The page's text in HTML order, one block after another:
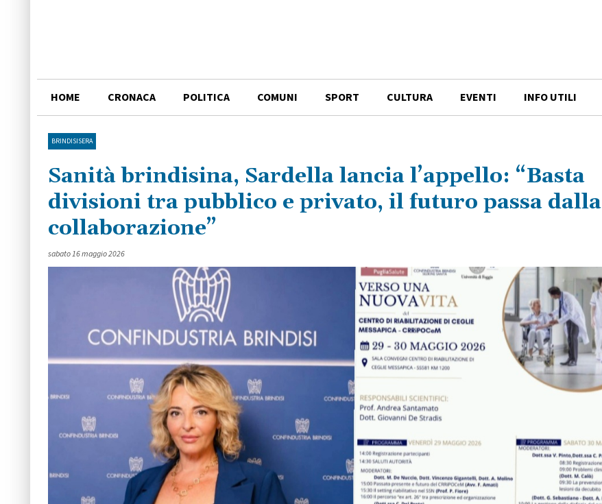
HOME CRONACA POLITICA COMUNI SPORT CULTURA EVENTI INFO UTILI
BRINDISISERA
Sanità brindisina, Sardella lancia l’appello: “Basta
divisioni tra pubblico e privato, il futuro passa dalla
collaborazione”
sabato 16 maggio 2026